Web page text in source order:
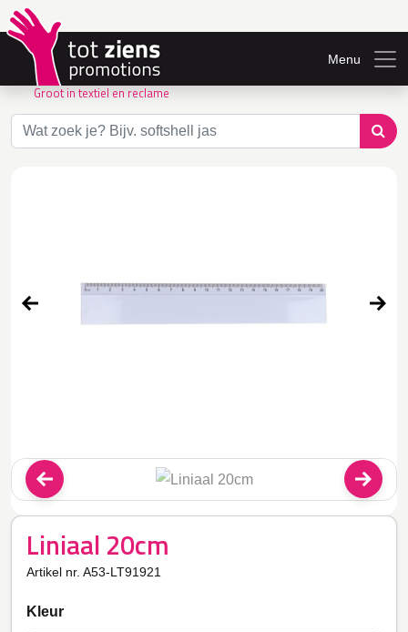
Groot in textiel en reclame
Menu
Liniaal 20cm
Artikel nr. A53-LT91921
Kleur